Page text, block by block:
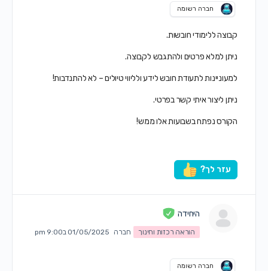
חברה רשומה
קבוצה ללימודי חובשות.
ניתן למלא פרטים ולהתגבש לקבוצה.
למעוניינות לתעודת חובש לידע ולליווי טיולים – לא להתנדבות!
ניתן ליצור איתי קשר בפרטי.
הקורס נפתח בשבועות אלו ממש!
עזר לך?
היחידה
הוראה רכזות וחינוך חברה 01/05/2025 ב9:00 pm
חברה רשומה